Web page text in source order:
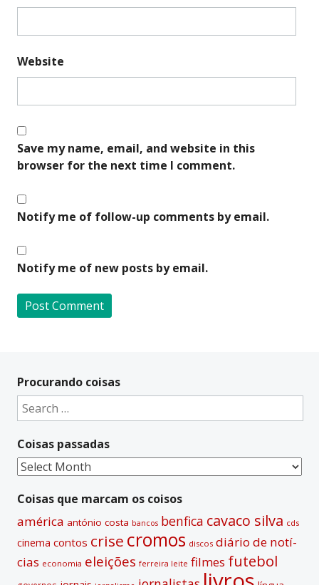
Website
Save my name, email, and website in this
browser for the next time I comment.
Notify me of follow-up comments by email.
Notify me of new posts by email.
t
e
a
t
i
v
Procurando coisas
Search
for:
Coisas passadas
Coisas
Coisas que marcam os coisos
américa antónio costa bancos benfica cavaco silva cds
cinema contos crise cromos discos diário de notí­
cias economia eleições ferreira leite filmes futebol